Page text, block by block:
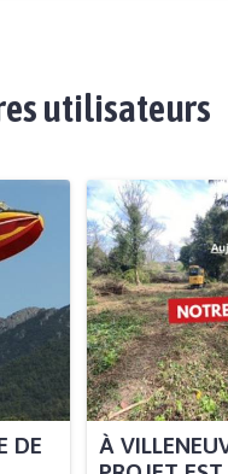
utilisateurs
DE
À